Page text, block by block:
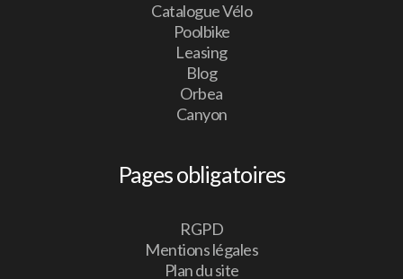
Catalogue Vélo
Poolbike
Leasing
Blog
Orbea
Canyon
Pages obligatoires
RGPD
Mentions légales
Plan du site